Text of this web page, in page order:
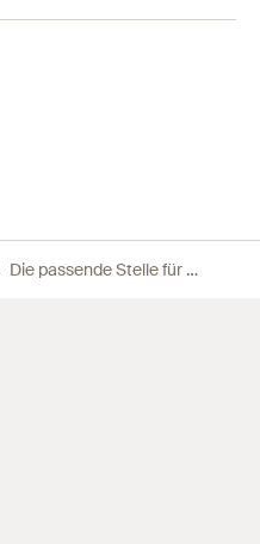
Die passende Stelle für Sie im Bereich Industrie